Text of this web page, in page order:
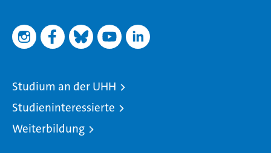
Studium an der UHH
Studieninteressierte
Weiterbildung